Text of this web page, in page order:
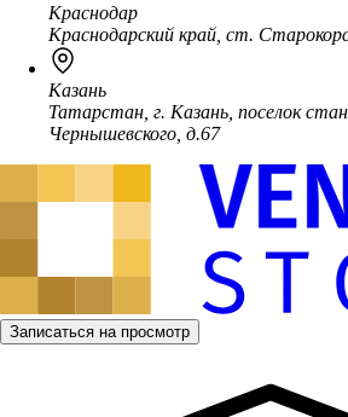
Краснодар
Краснодарский край, ст.
Казань
Татарстан, г. Казань, поселок
Чернышевского, д.67
Записаться на просмотр